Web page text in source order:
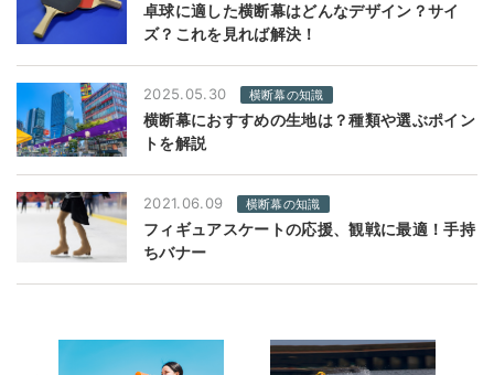
卓球に適した横断幕はどんなデザイン？サイ
ズ？これを見れば解決！
2025.05.30 横断幕の知識
横断幕におすすめの生地は？種類や選ぶポイン
トを解説
2021.06.09 横断幕の知識
フィギュアスケートの応援、観戦に最適！手持
ちバナー